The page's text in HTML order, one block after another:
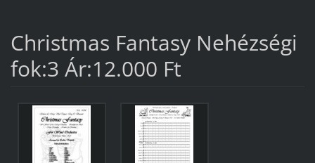
Christmas Fantasy Nehézségi
fok:3 Ár:12.000 Ft